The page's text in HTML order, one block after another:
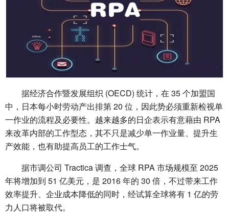
据经济合作暨发展组织 (OECD) 统计，在 35 个加盟国
中，日本每小时劳动产出排第 20 位，因此势必须重新检视单
一作业的流程及必要性。越来越多的日企表示有意藉由 RPA
来改革内部的工作型态，其不只是减少单一作业量、提升生
产效能，也有助提高员工的工作士气。
据市调公司 Tractica 调查，全球 RPA 市场规模至 2025
年将增加到 51 亿美元，是 2016 年的 30 倍，不过带来工作
效率提升、企业成本降低的同时，经试算全球将有 1 亿的劳
力人口将被取代。